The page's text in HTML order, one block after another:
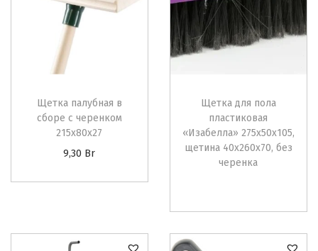
Щетка палубная в
сборе с черенком
215х80х27
9,30 Br
Щетка для пола
пластиковая
«Изабелла» 275х50х105,
щетина 40х260х70, без
черенка